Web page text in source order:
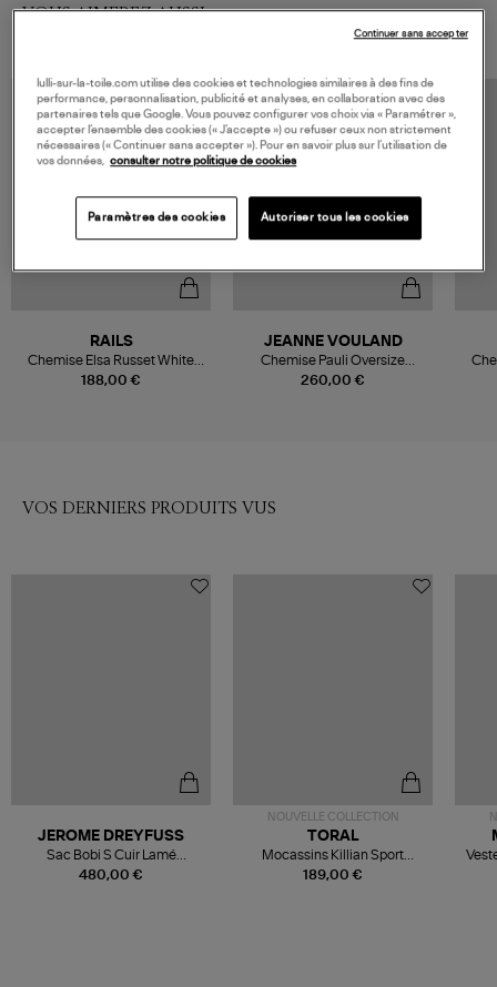
VOUS AIMEREZ AUSSI
188,00 €
RAILS
Chemise Elsa Russet White
Stripe
MADE IN EUROPE
260,00 €
JEANNE VOULAND
Chemise Pauli Oversize
Popeline Blanc
VOS DERNIERS PRODUITS VUS
480,00 €
JEROME DREYFUSS
Sac Bobi S Cuir Lamé
Champagne
NOUVELLE COLLECTION
189,00 €
TORAL
Mocassins Killian Sport
Mousse
lulli-sur-la-toile.com utilise des cookies et technologies similaires à des fins de
performance, personnalisation, publicité et analyses, en collaboration avec des
partenaires tels que Google. Vous pouvez configurer vos choix via « Paramétrer »,
accepter l’ensemble des cookies (« J’accepte ») ou refuser ceux non strictement
nécessaires (« Continuer sans accepter »). Pour en savoir plus sur l’utilisation de
vos données, consulter notre politique de cookies
Paramètres des cookies Autoriser tous les cookies
Continuer sans accepter